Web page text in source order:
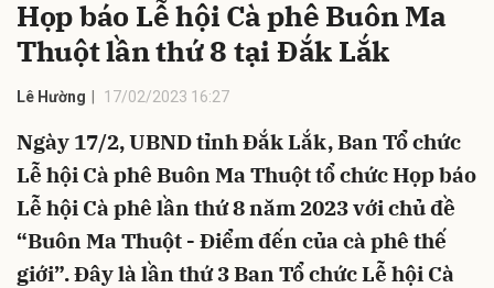
Họp báo Lễ hội Cà phê Buôn Ma
Thuột lần thứ 8 tại Đắk Lắk
Lê Hường 17/02/2023 16:27
Ngày 17/2, UBND tỉnh Đắk Lắk, Ban Tổ chức
Lễ hội Cà phê Buôn Ma Thuột tổ chức Họp báo
Lễ hội Cà phê lần thứ 8 năm 2023 với chủ đề
“Buôn Ma Thuột - Điểm đến của cà phê thế
giới”. Đây là lần thứ 3 Ban Tổ chức Lễ hội Cà
Hủy Gửi